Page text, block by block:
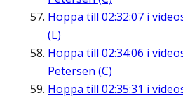
Hoppa till 02:32:07 i
(L)
Hoppa till 02:34:06 i
Petersen (C)
Hoppa till 02:35:31 i